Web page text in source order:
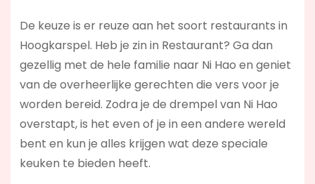
De keuze is er reuze aan het soort restaurants in
Hoogkarspel. Heb je zin in Restaurant? Ga dan
gezellig met de hele familie naar Ni Hao en geniet
van de overheerlijke gerechten die vers voor je
worden bereid. Zodra je de drempel van Ni Hao
overstapt, is het even of je in een andere wereld
bent en kun je alles krijgen wat deze speciale
keuken te bieden heeft.